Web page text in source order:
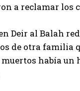
a reclamar los
Deir al Balah
de otra familia
había un